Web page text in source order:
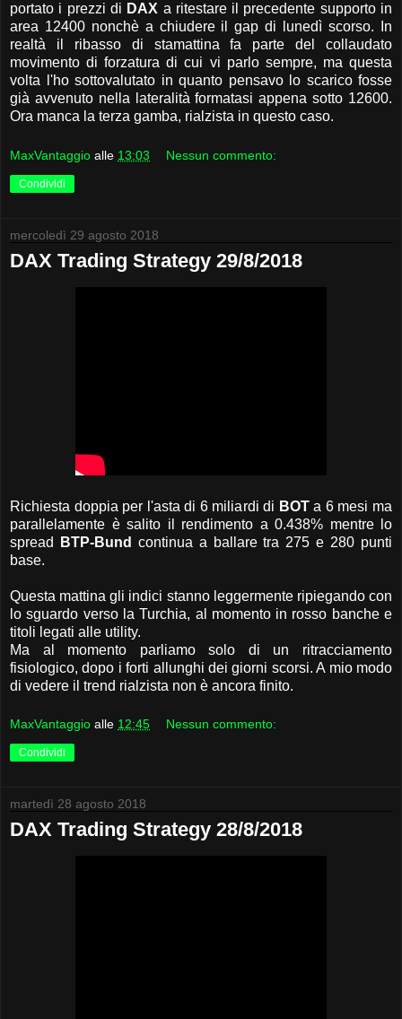
portato i prezzi di DAX a ritestare il precedente supporto in
area 12400 nonchè a chiudere il gap di lunedì scorso. In
realtà il ribasso di stamattina fa parte del collaudato
movimento di forzatura di cui vi parlo sempre, ma questa
volta l'ho sottovalutato in quanto pensavo lo scarico fosse
già avvenuto nella lateralità formatasi appena sotto 12600.
Ora manca la terza gamba, rialzista in questo caso.
MaxVantaggio alle 13:03 Nessun commento:
Condividi
mercoledì 29 agosto 2018
DAX Trading Strategy 29/8/2018
Richiesta doppia per l'asta di 6 miliardi di BOTa 6 mesi ma
parallelamente è salito il rendimento a 0.438% mentre lo
spread
BTP-Bund continua a ballare tra 275 e 280 punti
base.
Questa mattina gli indici stanno leggermente ripiegando con
lo sguardo verso la Turchia, al momento in rosso banche e
titoli legati alle utility.
Ma al momento parliamo solo di un ritracciamento
fisiologico, dopo i forti allunghi dei giorni scorsi. A mio modo
di vedere il trend rialzista non è ancora finito.
MaxVantaggio alle 12:45 Nessun commento:
Condividi
martedì 28 agosto 2018
DAX Trading Strategy 28/8/2018